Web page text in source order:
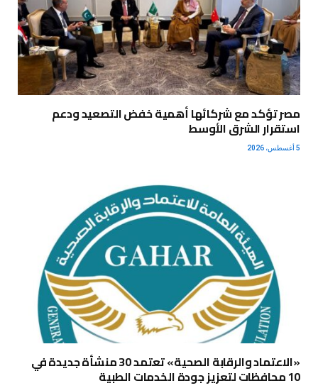
مصر تؤكد مع شركائها أهمية خفض التصعيد ودعم
استقرار الشرق الأوسط
5 أغسطس، 2026
«الاعتماد والرقابة الصحية» تعتمد 30 منشأة جديدة في
10 محافظات لتعزيز جودة الخدمات الطبية